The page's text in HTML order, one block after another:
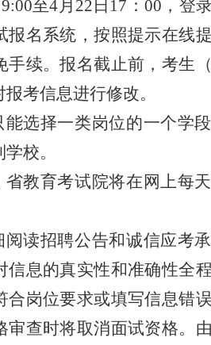
至4月22日17：00 ，登
报名系统，按照提示在线
手续。报名截止前 ，考生
报考信息进行修改。
能选择一类岗位的一个学
学校。
省教育考试院将在网上每
阅读招聘公告和诚信应考
信息的真实性和准确性全
合岗位要求或填写信息错
审查时将取消面试资格。